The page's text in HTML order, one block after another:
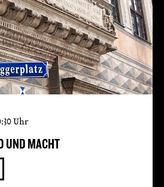
UND MACHT
Uhr